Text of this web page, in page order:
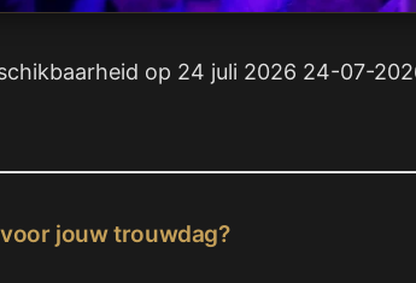
op 24 juli 2026 24-07-
jouw trouwdag?